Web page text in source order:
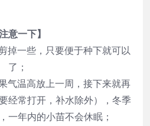
注意一下】
掉一些，只要便于种下就可以
了；
气温高放上一周，接下来就再
经常打开，补水除外），冬季
一年内的小苗不会休眠；